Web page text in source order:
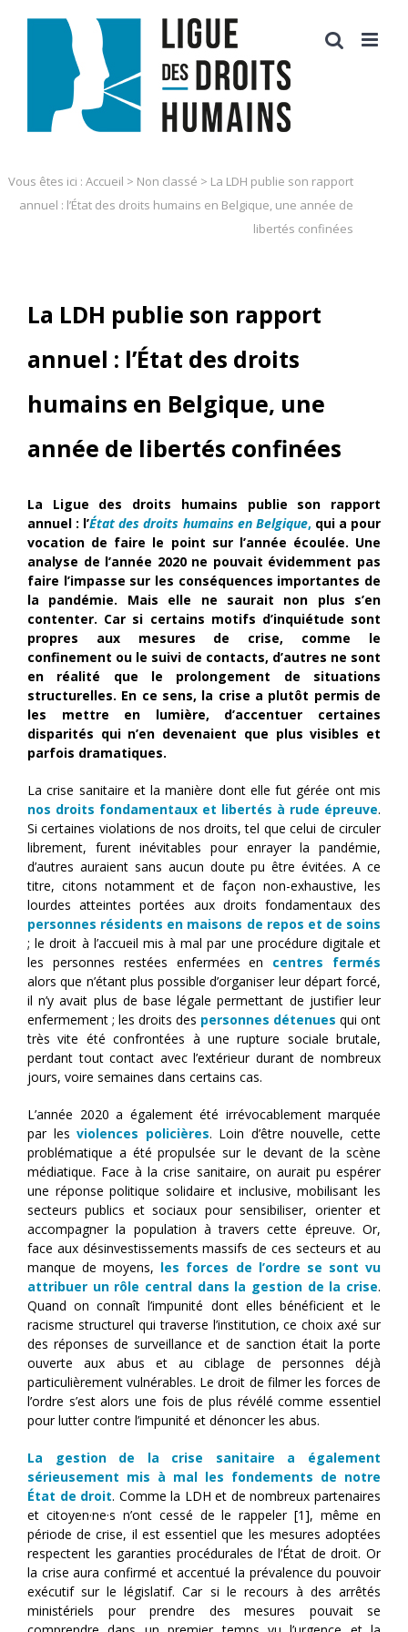
Vous êtes ici : Accueil > Non classé > La LDH publie son rapport
annuel : l’État des droits humains en Belgique, une année de
libertés confinées
La LDH publie son rapport
annuel : l’État des droits
humains en Belgique, une
année de libertés confinées
La Ligue des droits humains publie son rapport
annuel : l’État des droits humains en Belgique, qui a pour
vocation de faire le point sur l’année écoulée. Une
analyse de l’année 2020 ne pouvait évidemment pas
faire l’impasse sur les conséquences importantes de
la pandémie. Mais elle ne saurait non plus s’en
contenter. Car si certains motifs d’inquiétude sont
propres aux mesures de crise, comme le
confinement ou le suivi de contacts, d’autres ne sont
en réalité que le prolongement de situations
structurelles. En ce sens, la crise a plutôt permis de
les mettre en lumière, d’accentuer certaines
disparités qui n’en devenaient que plus visibles et
parfois dramatiques.
La crise sanitaire et la manière dont elle fut gérée ont mis
nos droits fondamentaux et libertés à rude épreuve.
Si certaines violations de nos droits, tel que celui de circuler
librement, furent inévitables pour enrayer la pandémie,
d’autres auraient sans aucun doute pu être évitées. A ce
titre, citons notamment et de façon non-exhaustive, les
lourdes atteintes portées aux droits fondamentaux des
personnes résidents en maisons de repos et de soins
; le droit à l’accueil mis à mal par une procédure digitale et
les personnes restées enfermées en centres fermés
alors que n’étant plus possible d’organiser leur départ forcé,
il n’y avait plus de base légale permettant de justifier leur
enfermement ; les droits des personnes détenues qui ont
très vite été confrontées à une rupture sociale brutale,
perdant tout contact avec l’extérieur durant de nombreux
jours, voire semaines dans certains cas.
L’année 2020 a également été irrévocablement marquée
par lesviolences policières. Loin d’être nouvelle, cette
problématique a été propulsée sur le devant de la scène
médiatique. Face à la crise sanitaire, on aurait pu espérer
une réponse politique solidaire et inclusive, mobilisant les
secteurs publics et sociaux pour sensibiliser, orienter et
accompagner la population à travers cette épreuve. Or,
face aux désinvestissements massifs de ces secteurs et au
manque de moyens, les forces de l’ordre se sont vu
attribuer un rôle central dans la gestion de la crise.
Quand on connaît l’impunité dont elles bénéficient et le
racisme structurel qui traverse l’institution, ce choix axé sur
des réponses de surveillance et de sanction était la porte
ouverte aux abus et au ciblage de personnes déjà
particulièrement vulnérables. Le droit de filmer les forces de
l’ordre s’est alors une fois de plus révélé comme essentiel
pour lutter contre l’impunité et dénoncer les abus.
La gestion de la crise sanitaire a également
sérieusement mis à mal les fondements de notre
État de droit. Comme la LDH et de nombreux partenaires
et citoyen·ne·s n’ont cessé de le rappeler [1], même en
période de crise, il est essentiel que les mesures adoptées
respectent les garanties procédurales de l’État de droit. Or
la crise aura confirmé et accentué la prévalence du pouvoir
exécutif sur le législatif. Car si le recours à des arrêtés
ministériels pour prendre des mesures pouvait se